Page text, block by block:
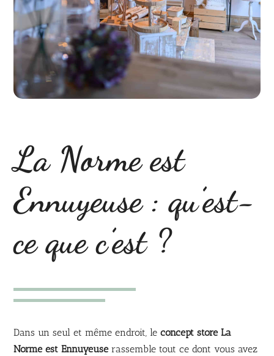
La Norme est
Ennuyeuse : qu’est-
ce que c’est ?
Dans un seul et même endroit, leconcept store La
Norme est Ennuyeuserassemble tout ce dont vous avez